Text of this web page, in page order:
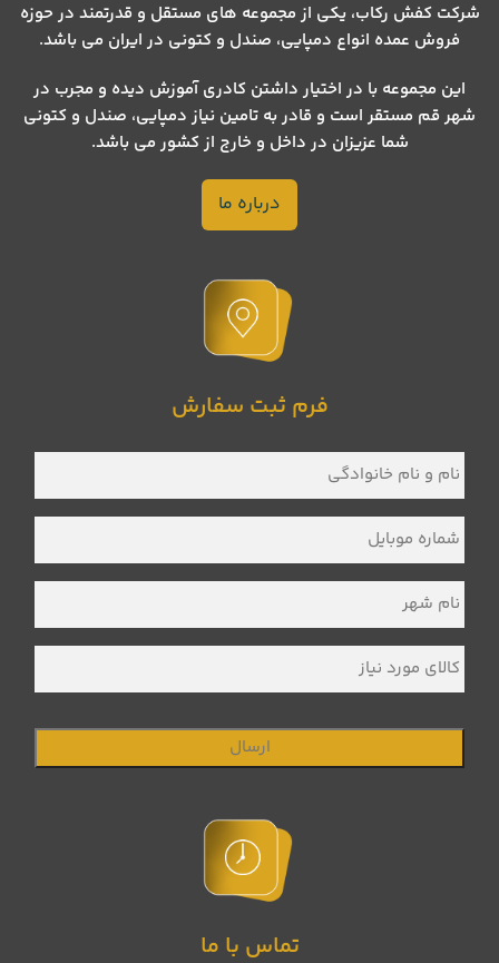
شرکت کفش رکاب، یکی از مجموعه های مستقل و قدرتمند در حوزه
فروش عمده انواع دمپایی، صندل و کتونی در ایران می باشد.
این مجموعه با در اختیار داشتن کادری آموزش دیده و مجرب در
شهر قم مستقر است و قادر به تامین نیاز دمپایی، صندل و کتونی
شما عزیزان در داخل و خارج از کشور می باشد.
درباره ما
فرم ثبت سفارش
نام
و
نام
خانوادگی
*
شماره
موبایل *
نام
شهر *
کالای
مورد
نیاز
تماس با ما